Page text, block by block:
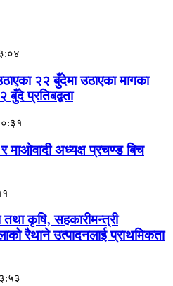
२२ बुँदेमा उठाएका मागका
बुँदे प्रतिबद्वता
माओवादी अध्यक्ष प्रचण्ड बिच
कृषि‚ सहकारीमन्त्री
रैथाने उत्पादनलाई प्राथमिकता